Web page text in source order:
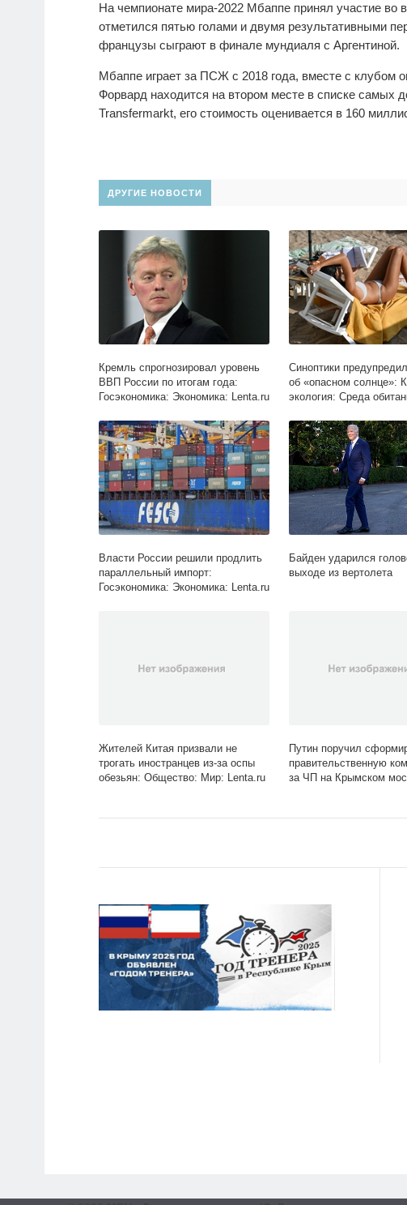
На чемпионате мира-2022 Мбаппе принял участие
отметился пятью голами и двумя результативными
французы сыграют в финале мундиаля с Аргентиной.
Мбаппе играет за ПСЖ с 2018 года, вместе с клубом
Форвард находится на втором месте в списке самых
Transfermarkt, его стоимость оценивается в 160
ДРУГИЕ НОВОСТИ
Кремль спрогнозировал уровень
ВВП России по итогам года:
Госэкономика: Экономика: Lenta.ru
Синоптики
об «опасном солнце»:
экология: Среда
Власти России решили продлить
параллельный импорт:
Госэкономика: Экономика: Lenta.ru
Байден ударился
выходе из вертолета
Жителей Китая призвали не
трогать иностранцев из-за оспы
обезьян: Общество: Мир: Lenta.ru
Путин поручил
правительственную
за ЧП на Крымском